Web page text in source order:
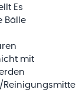
Es
Bälle
mit